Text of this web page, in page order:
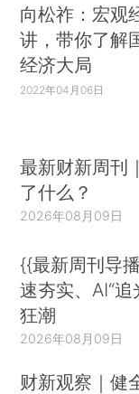
向松祚：宏观
讲，带你了解
经济大局
2022年04月06日
最新财新周刊
了什么？
2026年08月09日
{{最新周刊导
速夯实、AI“
狂潮
2026年08月09日
财新观察｜健